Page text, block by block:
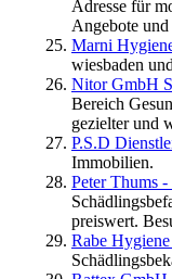
Adresse für
Angebote
Marni
wiesbaden
Nitor GmbH
Bereich
gezielter und
P.S.D
Immobilien.
Peter Thums
preiswert.
Rabe